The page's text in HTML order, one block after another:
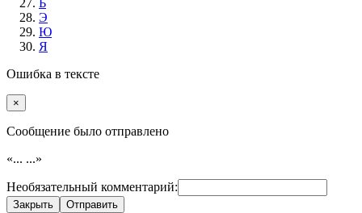
Ь
Э
Ю
Я
Ошибка в тексте
×
Cообщение было отправлено
«... ...»
Необязательный комментарий:
Закрыть Отправить